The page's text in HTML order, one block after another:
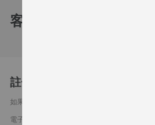
客戶登入
註冊客戶
如果你有一個帳戶，請用您的電子郵件地址登入.
電子郵件